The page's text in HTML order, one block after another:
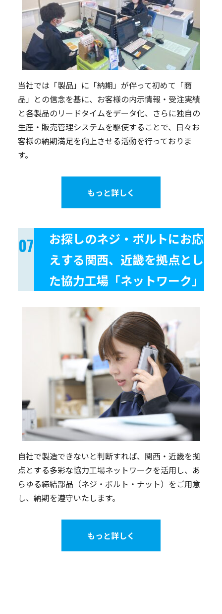
当社では「製品」に「納期」が伴って初めて「商
品」との信念を基に、お客様の内示情報・受注実績
と各製品のリードタイムをデータ化、さらに独自の
生産・販売管理システムを駆使することで、日々お
客様の納期満足を向上させる活動を行っておりま
す。
もっと詳しく
お探しのネジ・ボルトにお応
えする関西、近畿を拠点とし
た協力工場「ネットワーク」
自社で製造できないと判断すれば、関西・近畿を拠
点とする多彩な協力工場ネットワークを活用し、あ
らゆる締結部品（ネジ・ボルト・ナット）をご用意
し、納期を遵守いたします。
もっと詳しく